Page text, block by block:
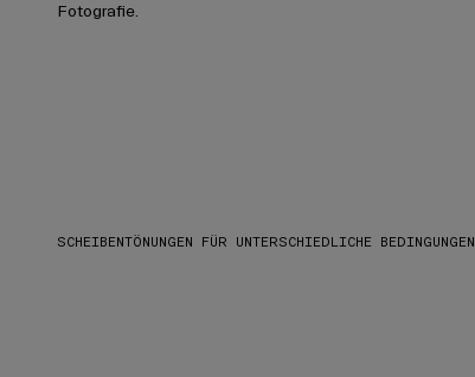
Fotografie.
SCHEIBENTÖNUNGEN FÜR UNTERSCHIEDLICHE BEDINGUNGEN